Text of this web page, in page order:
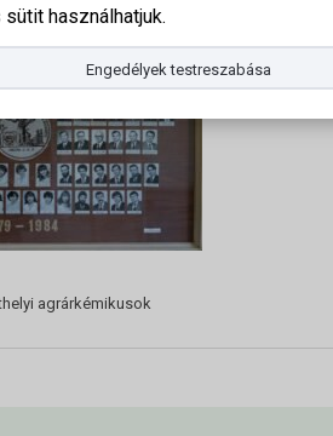
használhatjuk.
Engedélyek testreszabása
agrárkémikusok